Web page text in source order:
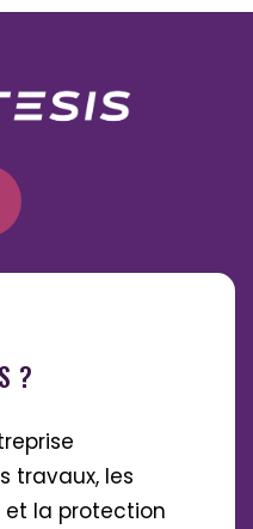
?
travaux, les
la protection